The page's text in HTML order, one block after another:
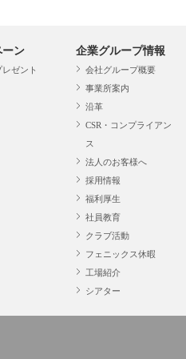
ーン
ゼント
企業グループ情報
会社グループ概要
事業所案内
沿革
CSR・コンプライアン
ス
法人のお客様へ
採用情報
福利厚生
社員教育
クラブ活動
フェニックス休暇
工場紹介
シアター